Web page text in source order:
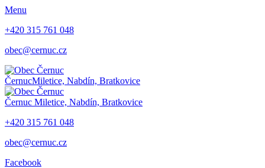
Menu
+420 315 761 048
obec@cernuc.cz
ČernucMiletice, Nabdín, Bratkovice
Černuc Miletice, Nabdín, Bratkovice
+420 315 761 048
obec@cernuc.cz
Facebook